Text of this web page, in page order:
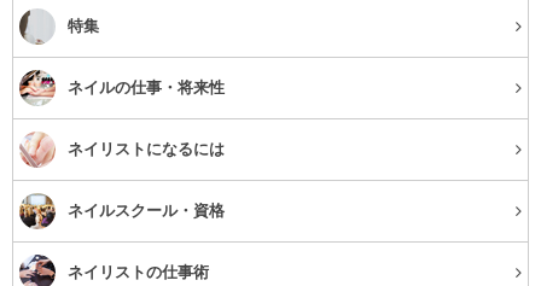
特集
ネイルの仕事・将来性
ネイリストになるには
ネイルスクール・資格
ネイリストの仕事術